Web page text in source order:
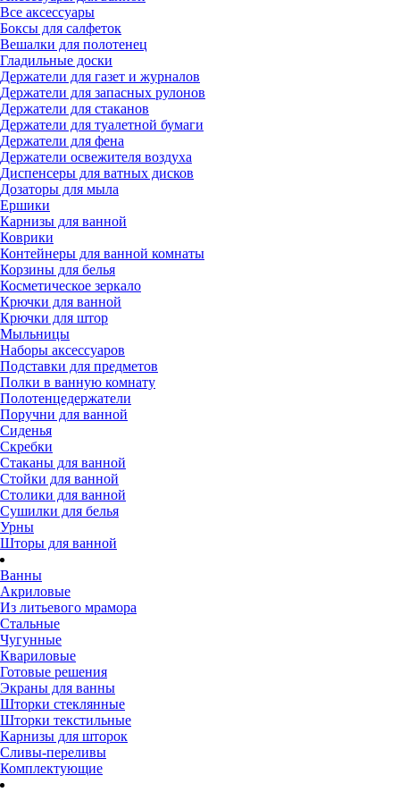
Все аксессуары
Боксы для салфеток
Вешалки для полотенец
Гладильные доски
Держатели для газет и журналов
Держатели для запасных рулонов
Держатели для стаканов
Держатели для туалетной бумаги
Держатели для фена
Держатели освежителя воздуха
Диспенсеры для ватных дисков
Дозаторы для мыла
Ершики
Карнизы для ванной
Коврики
Контейнеры для ванной комнаты
Корзины для белья
Косметическое зеркало
Крючки для ванной
Крючки для штор
Мыльницы
Наборы аксессуаров
Подставки для предметов
Полки в ванную комнату
Полотенцедержатели
Поручни для ванной
Сиденья
Скребки
Стаканы для ванной
Стойки для ванной
Столики для ванной
Сушилки для белья
Урны
Шторы для ванной
Ванны
Акриловые
Из литьевого мрамора
Стальные
Чугунные
Квариловые
Готовые решения
Экраны для ванны
Шторки стеклянные
Шторки текстильные
Карнизы для шторок
Сливы-переливы
Комплектующие